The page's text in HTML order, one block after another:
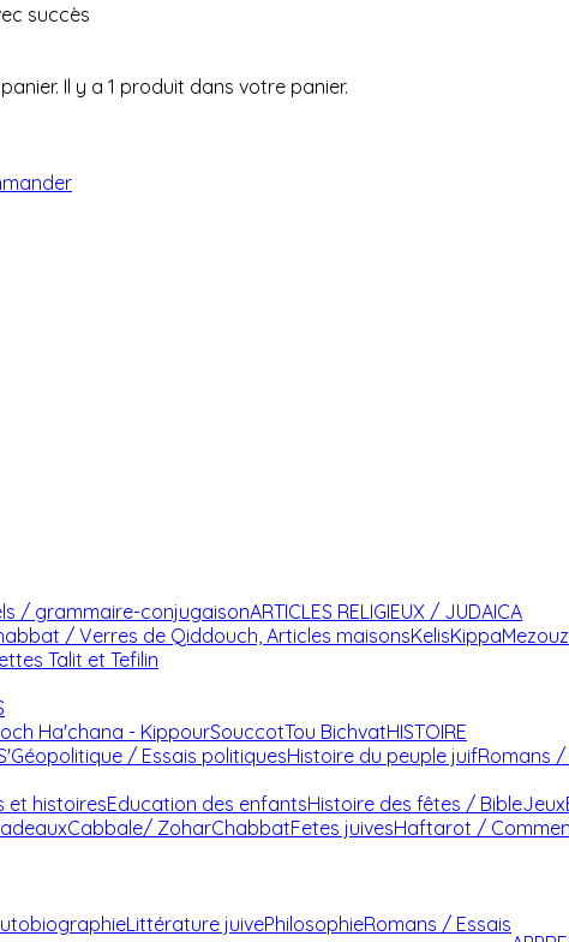
succès
Il y a 1 produit dans votre panier.
/ grammaire-conjugaisonARTICLES RELIGIEUX / JUDAICA
/ Verres de Qiddouch, Articles maisonsKelisKippa
Talit et Tefilin
Ha'chana - KippourSouccotTou BichvatHISTOIRE
Géopolitique / Essais politiquesHistoire du peuple juifRomans /
et histoiresEducation des enfantsHistoire des fêtes / BibleJeux
Cabbale/ ZoharChabbatFetes juivesHaftarot /
Littérature juivePhilosophieRomans / Essais